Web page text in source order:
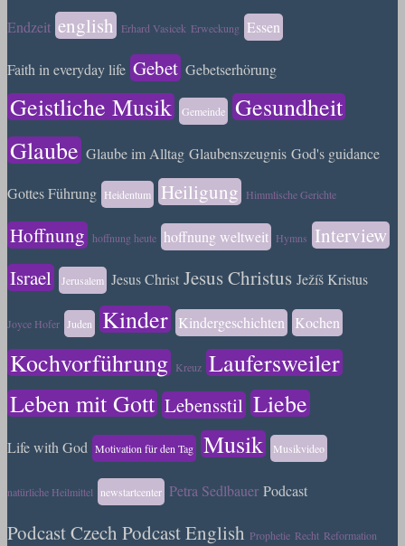
Endzeit english Erhard Vasicek Erweckung Essen
Faith in everyday life Gebet Gebetserhörung
Geistliche Musik Gemeinde
Gesundheit
Glaube Glaube im Alltag Glaubenszeugnis God's guidance
Gottes Führung Heidentum Heiligung Himmlische Gerichte
Hoffnung hoffnung heute hoffnung weltweit Hymns
Interview
Israel
Jerusalem Jesus Christ Jesus Christus Ježíš Kristus
Joyce Hofer Juden Kinder Kindergeschichten Kochen
Kochvorführung Kreuz Laufersweiler
Leben mit Gott Lebensstil Liebe
Life with God Motivation für den Tag Musik Musikvideo
natürliche Heilmittel newstartcenter Petra Sedlbauer Podcast
Podcast Czech Podcast English Prophetie Recht Reformation